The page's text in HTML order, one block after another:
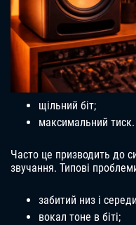
щільний біт;
максимальний тиск.
Часто це призводить до
звучання. Типові
забитий низ і
вокал тоне в біті;